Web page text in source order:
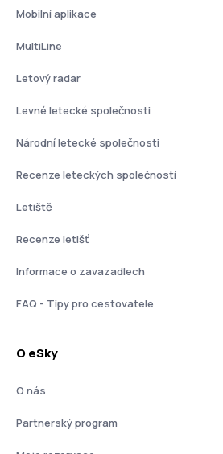
Mobilní aplikace
MultiLine
Letový radar
Levné letecké společnosti
Národní letecké společnosti
Recenze leteckých společností
Letiště
Recenze letišť
Informace o zavazadlech
FAQ - Tipy pro cestovatele
O eSky
O nás
Partnerský program